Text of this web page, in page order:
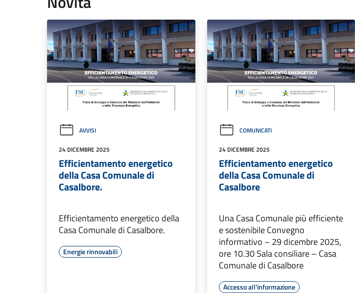
AVVISI
24 DICEMBRE 2025
Efficientamento energetico
della Casa Comunale di
Casalbore.
Efficientamento energetico della
Casa Comunale di Casalbore.
Energie rinnovabili
COMUNICATI
24 DICEMBRE 2025
Efficientamento energetico
della Casa Comunale di
Casalbore
Una Casa Comunale più efficiente
e sostenibile Convegno
informativo – 29 dicembre 2025,
ore 10.30 Sala consiliare – Casa
Comunale di Casalbore
Accesso all'informazione